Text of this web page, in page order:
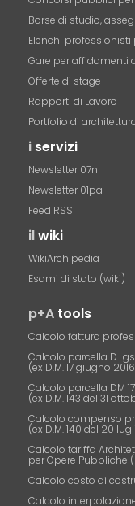
Borse di studio,
Elenchi
Gare per affidamenti
Offerte di stage
Rapporti di Lavoro
Portfolio di
i servizi
Newsletter 07nl
Newsletter 01pa
Feed RSS
ilwiki
WikiArchipedia
Esami di stato (wiki)
p+A tools
Calcolo fattura
Calcolo parcella
(ex D.M. 17 giugno
Calcolo parcella DM
(ex D.M. 143 del 31
Calcolo compenso
(ex D.M. 140 del 20
Calcolo tariffa
per Opere Pubbliche
Calcolo costo di
Calcolo